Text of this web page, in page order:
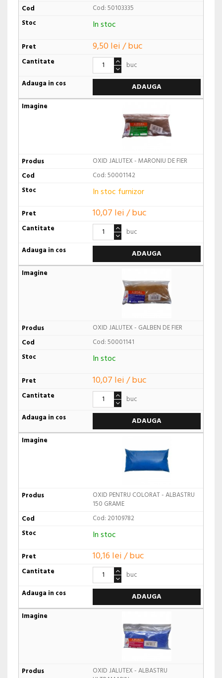
Cod: 50103335
In stoc
9,50 lei / buc
buc
ADAUGA
OXID JALUTEX - MARONIU DE FIER
Cod: 50001142
In stoc furnizor
10,07 lei / buc
buc
ADAUGA
OXID JALUTEX - GALBEN DE FIER
Cod: 50001141
In stoc
10,07 lei / buc
buc
ADAUGA
OXID PENTRU COLORAT - ALBASTRU
150 GRAME
Cod: 20109782
In stoc
10,16 lei / buc
buc
ADAUGA
OXID JALUTEX - ALBASTRU